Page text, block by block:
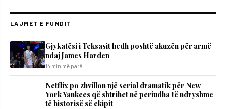
LAJMET E FUNDIT
Gjykatësi i Teksasit hedh poshtë akuzën për armë
ndaj James Harden
14 min më parë
Netflix po zhvillon një serial dramatik për New
York Yankees që shtrihet në periudha të ndryshme
të historisë së ekipit